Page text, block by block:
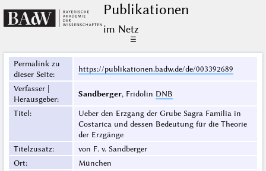
Publikationen
im Netz
☰
Permalink zu
dieser Seite:
https://publikationen.badw.de/de/003392689
Verfasser |
Herausgeber:
Sandberger, Fridolin DNB
Titel:
Ueber den Erzgang der Grube Sagra Familia in
Costarica und dessen Bedeutung für die Theorie
der Erzgänge
Titelzusatz:
von F. v. Sandberger
Ort:
München